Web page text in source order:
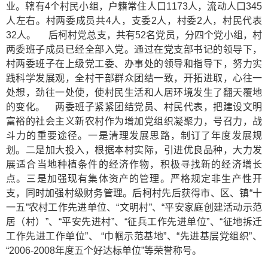
业。辖有4个村民小组，户籍常住人口1173人，流动人口345
人左右。村两委成员共4人，支委2人，村委2人，村民代表
32人。 后柯村党总支，共有52名党员，分四个党小组，村
两委班子成员已经全部入党。通过在党支部书记的领导下，
村两委班子在上级党工委、办事处的领导和指导下，努力实
践科学发展观，全村干部群众团结一致，开拓进取，心往一
处想，劲往一处使，使村民生活和人居环境发生了翻天覆地
的变化。 两委班子紧紧团结党员、村民代表，把建设文明
富裕的社会主义新农村作为增加党组织凝聚力，号召力，战
斗力的重要途径。一是清理发展思路，制订了年度发展规
划。二是加大投入，根据本村实际，引进优良品种，大力发
展适合当地种植条件的经济作物，积极寻找新的经济增长
点。三是加强现有集体资产的管理。严格规定非生产性开
支，同时加强村级财务管理。后柯村先后获得市、区、镇“十
一五”农村工作先进单位、“文明村”、“平安家庭创建活动示范
居（村）”、“平安先进村”、“征兵工作先进单位”、“征地拆迁
工作先进工作单位”、 “巾帼示范基地”、“先进基层党组织”、
“2006-2008年度五个好达标单位”等荣誉称号。